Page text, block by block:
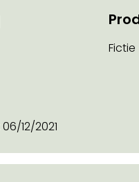
Fictie
06/12/2021